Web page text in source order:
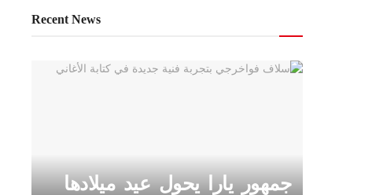
Recent News
جمهور يارا يحول عيد ميلادها